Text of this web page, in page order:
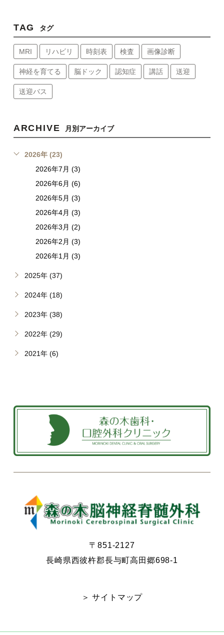
TAG タグ
MRI リハビリ 時刻表 検査 画像診断
神経を育てる 脳ドック 認知症 講話 送迎
送迎バス
ARCHIVE 月別アーカイブ
2026年 (23)
2026年7月 (3)
2026年6月 (6)
2026年5月 (3)
2026年4月 (3)
2026年3月 (2)
2026年2月 (3)
2026年1月 (3)
2025年 (37)
2024年 (18)
2023年 (38)
2022年 (29)
2021年 (6)
〒851-2127
長崎県西彼杵郡長与町高田郷698-1
＞ サイトマップ